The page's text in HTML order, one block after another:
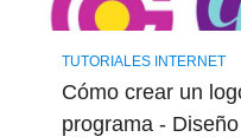
TUTORIALES INTERNET
Cómo crear un
programa -